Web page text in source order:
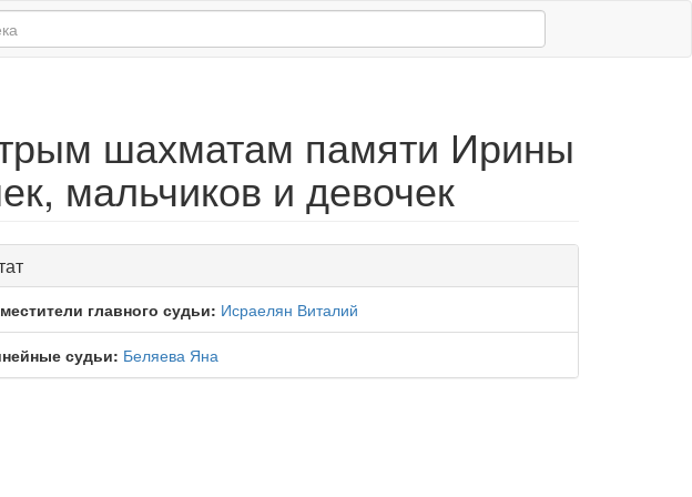
шахматам памяти Ирины
мальчиков и девочек
главного судьи: Исраелян Виталий
судьи: Беляева Яна